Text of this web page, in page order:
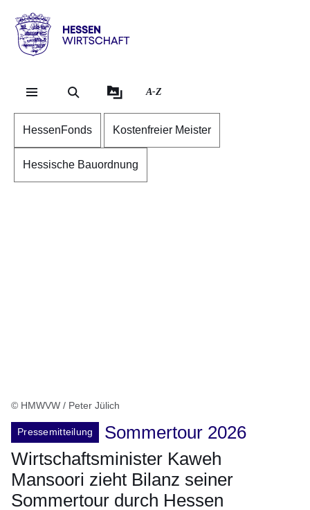
Hessen
Wirtschaft
A-Z
HessenFonds Kostenfreier Meister
Hessische Bauordnung
© HMWVW / Peter Jülich
Pressemitteilung
Sommertour 2026
Wirtschaftsminister Kaweh
Mansoori zieht Bilanz seiner
Sommertour durch Hessen